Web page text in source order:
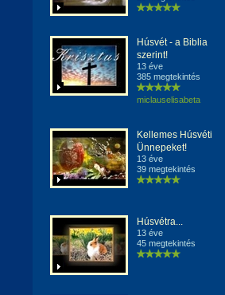
Húsvét - a Biblia
szerint!
13 éve
385 megtekintés
miclauselisabeta
Kellemes Húsvéti
Ünnepeket!
13 éve
39 megtekintés
Húsvétra...
13 éve
45 megtekintés